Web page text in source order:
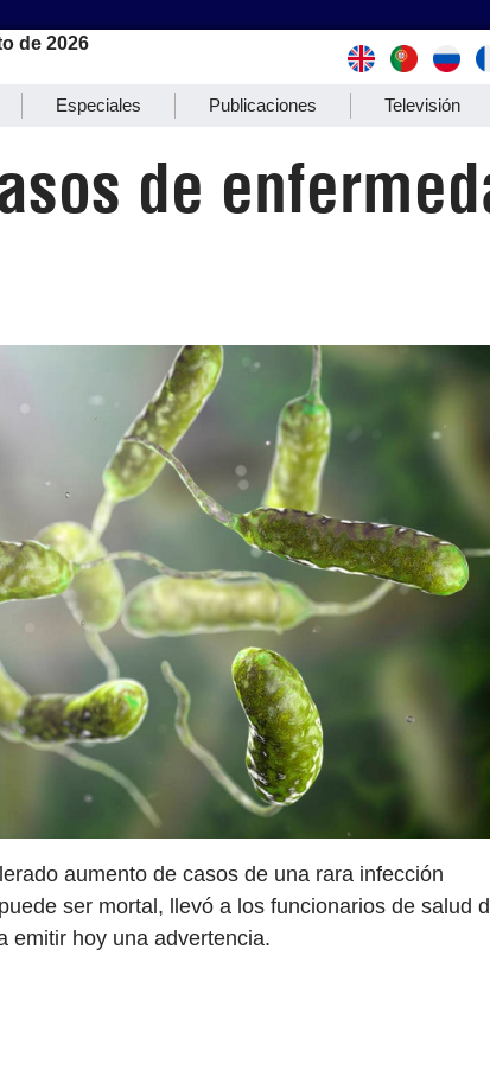
de 2026
Especiales Publicaciones Televisión
de
aumento de casos de una rara infección
ser mortal, llevó a los funcionarios de salud
emitir hoy una advertencia.